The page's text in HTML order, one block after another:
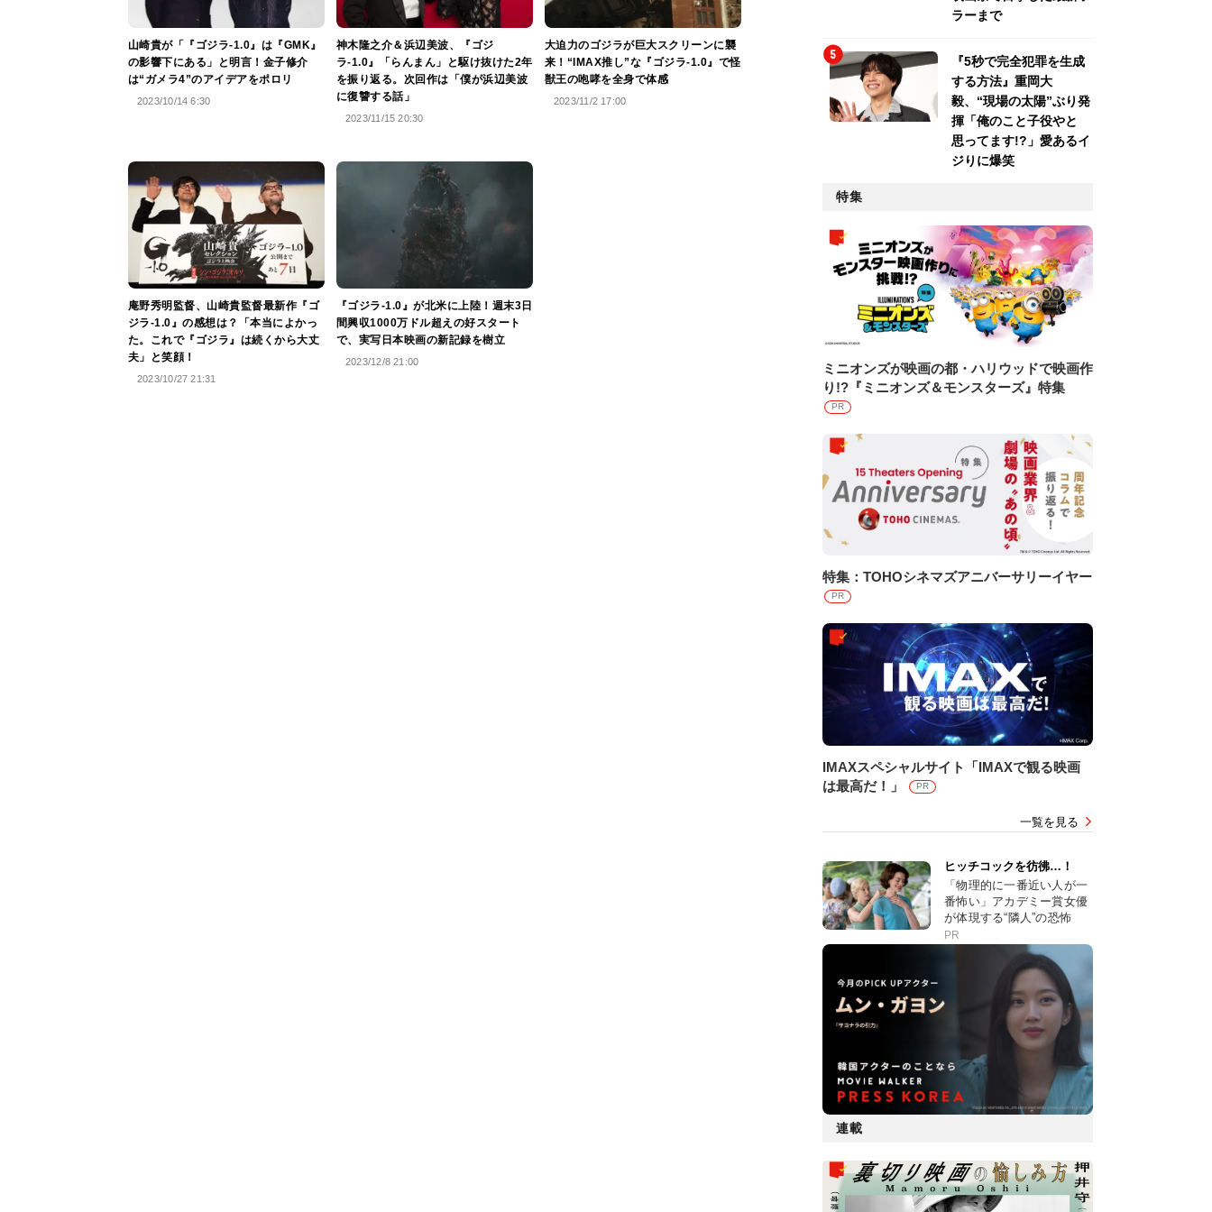
山崎貴が「『ゴジラ-1.0』は『GMK』
の影響下にある」と明言！金子修介
は“ガメラ4”のアイデアをポロリ
2023/10/14 6:30
神木隆之介＆浜辺美波、『ゴジ
ラ-1.0』「らんまん」と駆け抜けた2年
を振り返る。次回作は「僕が浜辺美波
に復讐する話」
2023/11/15 20:30
大迫力のゴジラが巨大スクリーンに襲
来！“IMAX推し”な『ゴジラ-1.0』で怪
獣王の咆哮を全身で体感
2023/11/2 17:00
庵野秀明監督、山崎貴監督最新作『ゴ
ジラ-1.0』の感想は？「本当によかっ
た。これで『ゴジラ』は続くから大丈
夫」と笑顔！
2023/10/27 21:31
『ゴジラ-1.0』が北米に上陸！週末3日
間興収1000万ドル超えの好スタート
で、実写日本映画の新記録を樹立
2023/12/8 21:00
ラーまで
『5秒で完全犯罪を生成
する方法』重岡大
毅、“現場の太陽”ぶり発
揮「俺のこと子役やと
思ってます!?」愛あるイ
ジりに爆笑
特集
ミニオンズが映画の都・ハリウッドで映画作
り!?『ミニオンズ＆モンスターズ』特集
PR
特集：TOHOシネマズアニバーサリーイヤー
PR
IMAXスペシャルサイト「IMAXで観る映画
は最高だ！」
PR
一覧を見る
ヒッチコックを彷彿…！
「物理的に一番近い人が一
番怖い」アカデミー賞女優
が体現する“隣人”の恐怖
PR
連載